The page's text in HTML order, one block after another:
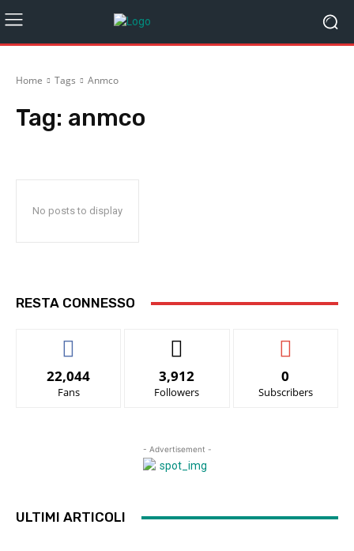
Home Tags Anmco
Tag: anmco
No posts to display
RESTA CONNESSO
22,044
Fans
3,912
Followers
0
Subscribers
- Advertisement -
ULTIMI ARTICOLI